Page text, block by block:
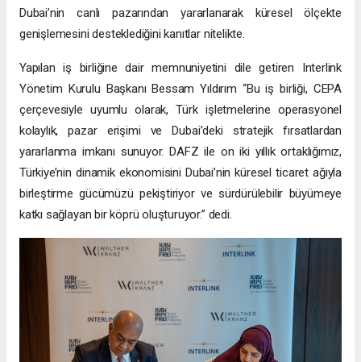
Dubai’nin canlı pazarından yararlanarak küresel ölçekte
genişlemesini desteklediğini kanıtlar nitelikte.
Yapılan iş birliğine dair memnuniyetini dile getiren Interlink
Yönetim Kurulu Başkanı Bessam Yıldırım “Bu iş birliği, CEPA
çerçevesiyle uyumlu olarak, Türk işletmelerine operasyonel
kolaylık, pazar erişimi ve Dubai’deki stratejik fırsatlardan
yararlanma imkanı sunuyor. DAFZ ile on iki yıllık ortaklığımız,
Türkiye’nin dinamik ekonomisini Dubai’nin küresel ticaret ağıyla
birleştirme gücümüzü pekiştiriyor ve sürdürülebilir büyümeye
katkı sağlayan bir köprü oluşturuyor.” dedi.